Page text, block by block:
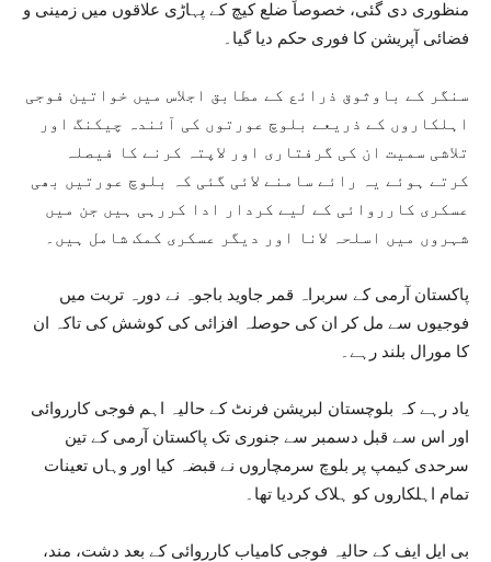
منظوری دی گئی، خصوصاً ضلع کیچ کے پہاڑی علاقوں میں زمینی و
فضائی آپریشن کا فوری حکم دیا گیا۔
سنگر کے باوثوق ذرائع کے مطابق اجلاس میں خواتین فوجی
اہلکاروں کے ذریعے بلوچ عورتوں کی آئندہ چیکنگ اور
تلاشی سمیت ان کی گرفتاری اور لاپتہ کرنے کا فیصلہ
کرتے ہوئے یہ رائے سامنے لائی گئی کہ بلوچ عورتیں بھی
عسکری کارروائی کے لیے کردار ادا کررہی ہیں جن میں
شہروں میں اسلحہ لانا اور دیگر عسکری کمک شامل ہیں۔
پاکستان آرمی کے سربراہ قمر جاوید باجوہ نے دورہ تربت میں
فوجیوں سے مل کر ان کی حوصلہ افزائی کی کوشش کی تاکہ ان
کا مورال بلند رہے۔
یاد رہے کہ بلوچستان لبریشن فرنٹ کے حالیہ اہم فوجی کارروائی
اور اس سے قبل دسمبر سے جنوری تک پاکستان آرمی کے تین
سرحدی کیمپ پر بلوچ سرمچاروں نے قبضہ کیا اور وہاں تعینات
تمام اہلکاروں کو ہلاک کردیا تھا۔
بی ایل ایف کے حالیہ فوجی کامیاب کارروائی کے بعد دشت، مند،